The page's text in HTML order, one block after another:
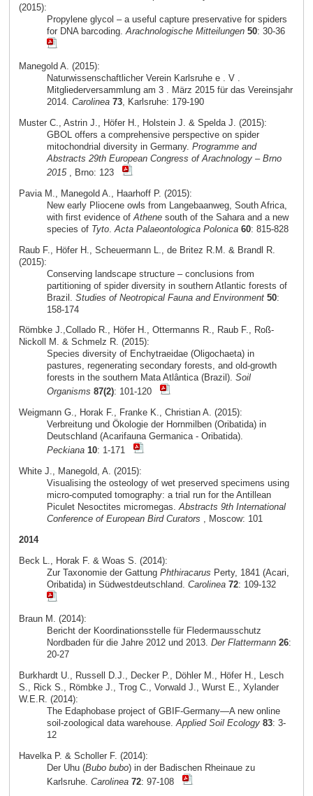
(2015):
Propylene glycol – a useful capture preservative for spiders
for DNA barcoding.Arachnologische Mitteilungen 50: 30-36
Manegold A. (2015):
Naturwissenschaftlicher Verein Karlsruhe e . V .
Mitgliederversammlung am 3 . März 2015 für das Vereinsjahr
2014. Carolinea 73, Karlsruhe: 179-190
Muster C., Astrin J., Höfer H., Holstein J. & Spelda J. (2015):
GBOL offers a comprehensive perspective on spider
mitochondrial diversity in Germany. Programme and
Abstracts 29th European Congress of Arachnology – Brno
2015, Brno: 123
Pavia M., Manegold A., Haarhoff P. (2015):
New early Pliocene owls from Langebaanweg, South Africa,
with first evidence of Athenesouth of the Sahara and a new
species of Tyto. Acta Palaeontologica Polonica 60: 815-828
Raub F., Höfer H., Scheuermann L., de Britez R.M. & Brandl R.
(2015):
Conserving landscape structure – conclusions from
partitioning of spider diversity in southern Atlantic forests of
Brazil. Studies of Neotropical Fauna and Environment 50:
158-174
Römbke J.,Collado R., Höfer H., Ottermanns R., Raub F., Roß-
Nickoll M. & Schmelz R. (2015):
Species diversity of Enchytraeidae (Oligochaeta) in
pastures, regenerating secondary forests, and old-growth
forests in the southern Mata Atlântica (Brazil). Soil
Organisms 87(2): 101-120
Weigmann G., Horak F., Franke K., Christian A. (2015):
Verbreitung und Ökologie der Hornmilben (Oribatida) in
Deutschland (Acarifauna Germanica - Oribatida).
Peckiana 10: 1-171
White J., Manegold, A. (2015):
Visualising the osteology of wet preserved specimens using
micro-computed tomography: a trial run for the Antillean
Piculet Nesoctites micromegas.Abstracts 9th International
Conference of European Bird Curators , Moscow: 101
2014
Beck L., Horak F. & Woas S. (2014):
Zur Taxonomie der Gattung Phthiracarus Perty, 1841 (Acari,
Oribatida) in Südwestdeutschland. Carolinea 72: 109-132
Braun M. (2014):
Bericht der Koordinationsstelle für Fledermausschutz
Nordbaden für die Jahre 2012 und 2013. Der Flattermann 26:
20-27
Burkhardt U., Russell D.J., Decker P., Döhler M., Höfer H., Lesch
S., Rick S., Römbke J., Trog C., Vorwald J., Wurst E., Xylander
W.E.R. (2014):
The Edaphobase project of GBIF-Germany—A new online
soil-zoological data warehouse.Applied Soil Ecology 83: 3-
12
Havelka P. & Scholler F. (2014):
Der Uhu (Bubo bubo) in der Badischen Rheinaue zu
Karlsruhe. Carolinea 72: 97-108